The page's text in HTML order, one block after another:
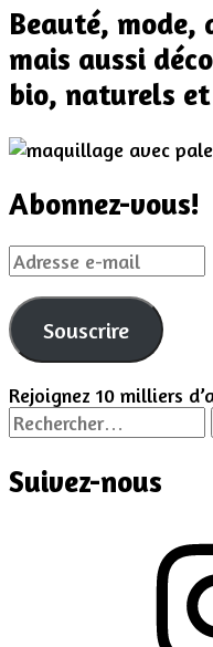
Beauté, mode,
mais aussi
bio, naturels
Abonnez-vous!
Adresse
e-
mail
Souscrire
Rejoignez 10 milliers
Rechercher :
Suivez-nous